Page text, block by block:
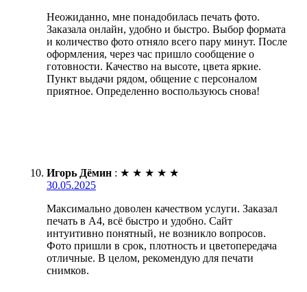
Неожиданно, мне понадобилась печать фото.
Заказала онлайн, удобно и быстро. Выбор формата
и количество фото отняло всего пару минут. После
оформления, через час пришло сообщение о
готовности. Качество на высоте, цвета яркие.
Пункт выдачи рядом, общение с персоналом
приятное. Определенно воспользуюсь снова!
Игорь Дёмин : ★ ★ ★ ★ ★
30.05.2025
Максимально доволен качеством услуги. Заказал
печать в А4, всё быстро и удобно. Сайт
интуитивно понятный, не возникло вопросов.
Фото пришли в срок, плотность и цветопередача
отличные. В целом, рекомендую для печати
снимков.